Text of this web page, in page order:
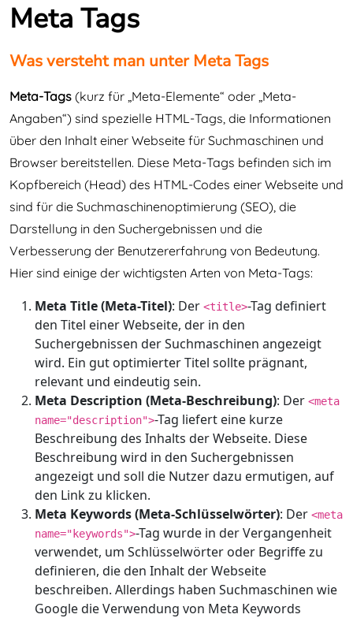
Meta Tags
Was versteht man unter Meta Tags
Meta-Tags (kurz für „Meta-Elemente“ oder „Meta-
Angaben“) sind spezielle HTML-Tags, die Informationen
über den Inhalt einer Webseite für Suchmaschinen und
Browser bereitstellen. Diese Meta-Tags befinden sich im
Kopfbereich (Head) des HTML-Codes einer Webseite und
sind für die Suchmaschinenoptimierung (SEO), die
Darstellung in den Suchergebnissen und die
Verbesserung der Benutzererfahrung von Bedeutung.
Hier sind einige der wichtigsten Arten von Meta-Tags:
Meta Title (Meta-Titel): Der <title>-Tag definiert
den Titel einer Webseite, der in den
Suchergebnissen der Suchmaschinen angezeigt
wird. Ein gut optimierter Titel sollte prägnant,
relevant und eindeutig sein.
Meta Description (Meta-Beschreibung): Der <meta
name="description">-Tag liefert eine kurze
Beschreibung des Inhalts der Webseite. Diese
Beschreibung wird in den Suchergebnissen
angezeigt und soll die Nutzer dazu ermutigen, auf
den Link zu klicken.
Meta Keywords (Meta-Schlüsselwörter): Der <meta
name="keywords">-Tag wurde in der Vergangenheit
verwendet, um Schlüsselwörter oder Begriffe zu
definieren, die den Inhalt der Webseite
beschreiben. Allerdings haben Suchmaschinen wie
Google die Verwendung von Meta Keywords